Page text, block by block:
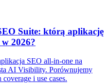
Suite: którą aplikację
2026?
SEO all-in-one na
AI Visibility. Porównujemy
i use cases.